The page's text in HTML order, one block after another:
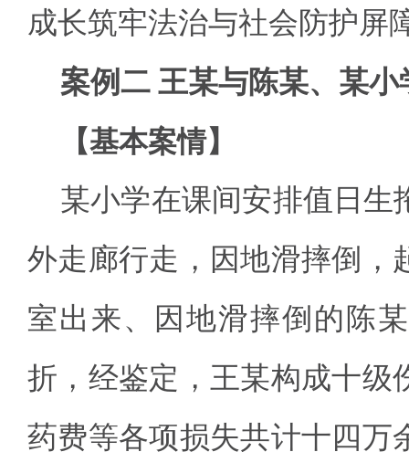
成长筑牢法治与社会防护屏
案例二 王某与陈某、某
【基本案情】
某小学在课间安排值日生
外走廊行走，因地滑摔倒，
室出来、因地滑摔倒的陈
折，经鉴定，王某构成十级
药费等各项损失共计十四万